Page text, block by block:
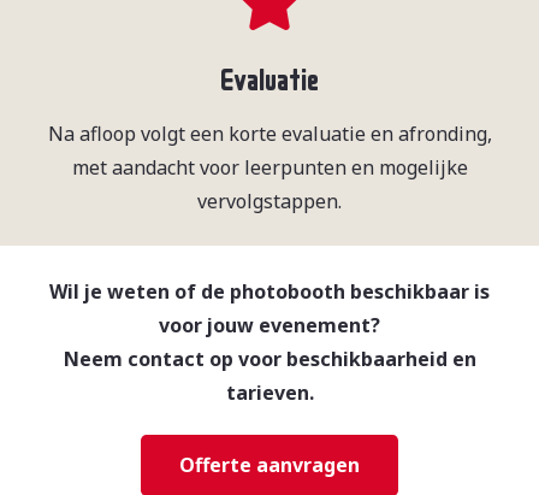
Evaluatie
Na afloop volgt een korte evaluatie en afronding,
met aandacht voor leerpunten en mogelijke
vervolgstappen.
Wil je weten of de photobooth beschikbaar is
voor jouw evenement?
Neem contact op voor beschikbaarheid en
tarieven.
Offerte aanvragen